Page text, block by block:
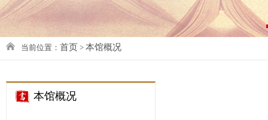
当前位置： 首页 > 本馆概况
本馆概况